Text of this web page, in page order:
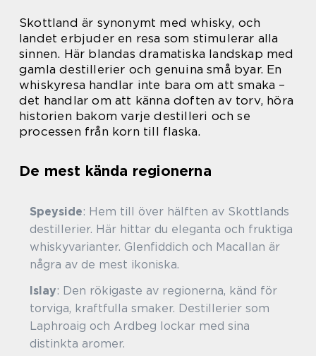
Skottland är synonymt med whisky, och
landet erbjuder en resa som stimulerar alla
sinnen. Här blandas dramatiska landskap med
gamla destillerier och genuina små byar. En
whiskyresa handlar inte bara om att smaka –
det handlar om att känna doften av torv, höra
historien bakom varje destilleri och se
processen från korn till flaska.
De mest kända regionerna
Speyside: Hem till över hälften av Skottlands
destillerier. Här hittar du eleganta och fruktiga
whiskyvarianter. Glenfiddich och Macallan är
några av de mest ikoniska.
Islay: Den rökigaste av regionerna, känd för
torviga, kraftfulla smaker. Destillerier som
Laphroaig och Ardbeg lockar med sina
distinkta aromer.